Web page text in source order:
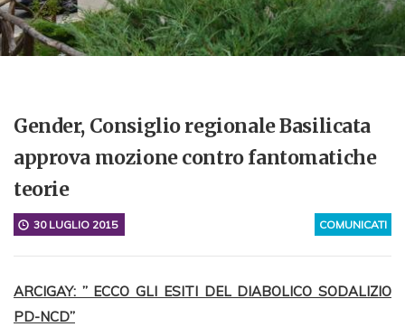
Gender, Consiglio regionale Basilicata
approva mozione contro fantomatiche
teorie
COMUNICATI
30 LUGLIO 2015
ARCIGAY: ” ECCO GLI ESITI DEL DIABOLICO SODALIZIO
PD-NCD”